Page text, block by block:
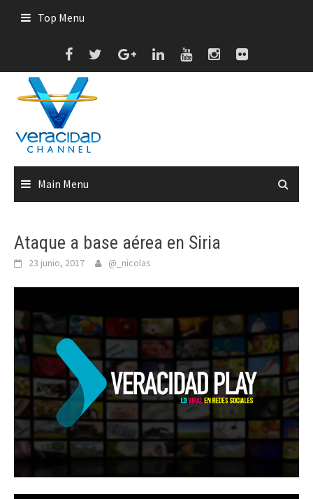
Top Menu
Main Menu
Ataque a base aérea en Siria
23 junio, 2017 @_nicolas